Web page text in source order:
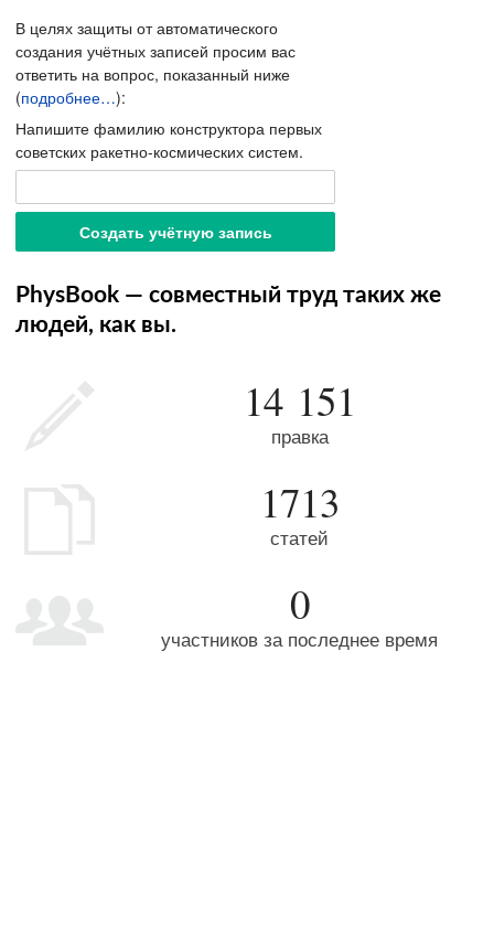
В целях защиты от автоматического
создания учётных записей просим вас
ответить на вопрос, показанный ниже
(подробнее…):
Напишите фамилию конструктора первых
советских ракетно-космических систем.
PhysBook — совместный труд таких же
людей, как вы.
14 151
правка
1713
статей
0
участников за последнее время